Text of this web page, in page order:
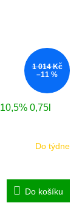
1 014 Kč
–11 %
0,75l
Do týdne
Do košíku